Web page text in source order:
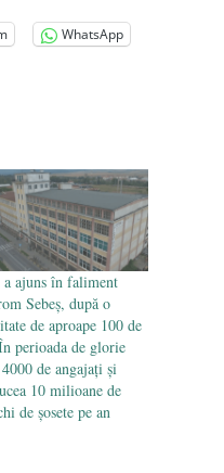
Volodymyr
Bustul
înlăturat din Iași
WhatsApp
a ajuns în faliment
Sebeș, după o
de aproape 100 de
perioada de glorie
de angajați și
10 milioane de
de șosete pe an